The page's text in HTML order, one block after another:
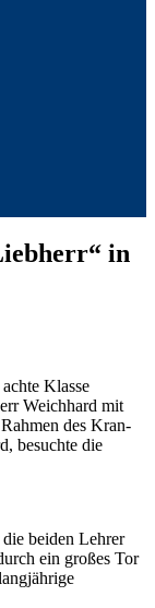
in
Klasse
Weichhard mit
des Kran-
besuchte die
beiden Lehrer
ein großes Tor